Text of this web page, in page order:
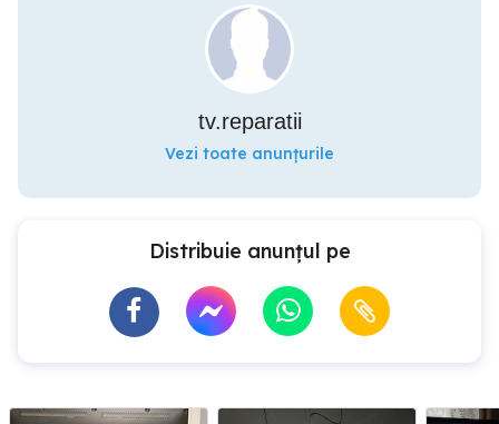
tv.reparatii
Vezi toate anunțurile
Distribuie anunțul pe